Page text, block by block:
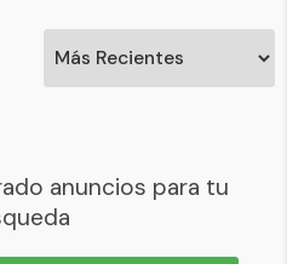
anuncios para tu